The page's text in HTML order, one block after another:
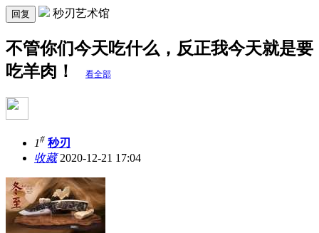
回复 秒刃艺术馆
不管你们今天吃什么，反正我今天就是要
吃羊肉！
看全部
1# 秒刃
收藏2020-12-21 17:04